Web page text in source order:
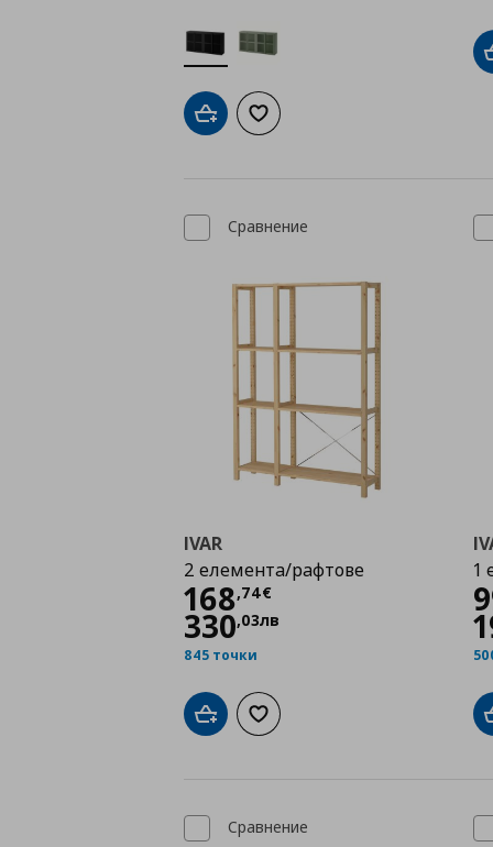
Добави в кошницата
Добави към списъка с любими
Сравнение
IVAR
2 елемента/рафтове
168,74€
Цена
330,03лв
845 точки
Добави в кошницата
Добави към списъка с любими
1
Сравнение